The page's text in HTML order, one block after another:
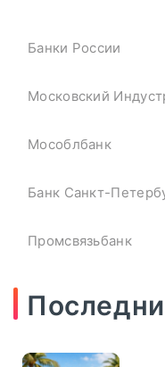
Рубль
Юаня
всем
Банки России
Московский
Мособлбанк
Банк Санкт-
Промсвязьбанк